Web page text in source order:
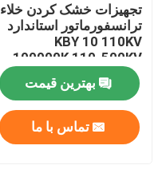
تجهیزات خشک کردن خلاء
ترانسفورماتور استاندارد
KBY 10 110KV
100000K 110-500KV
بهترین قیمت
تماس با ما